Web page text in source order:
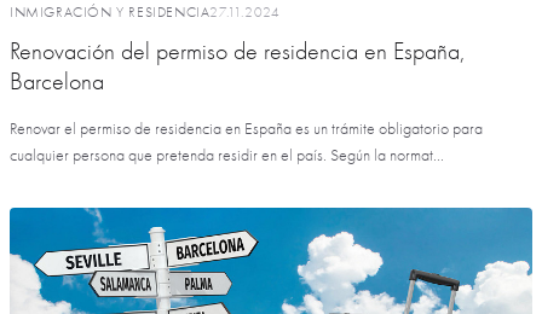
INMIGRACIÓN Y RESIDENCIA27.11.2024
Renovación del permiso de residencia en España,
Barcelona
Renovar el permiso de residencia en España es un trámite obligatorio para
cualquier persona que pretenda residir en el país. Según la normat...